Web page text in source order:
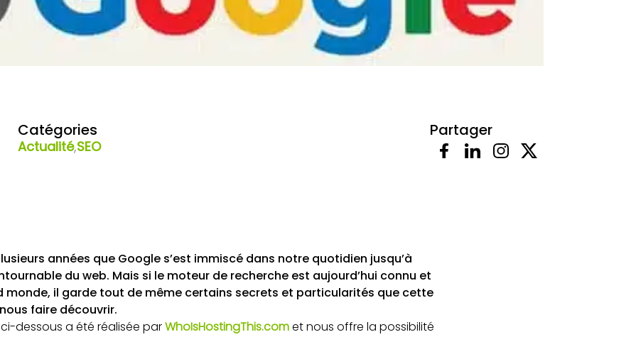
Catégories
Actualité,SEO
Partager
années que Google s’est immiscé dans notre quotidien jusqu’à
du web. Mais si le moteur de recherche est aujourd’hui connu et
monde, il garde tout de même certains secrets et particularités que cette
faire découvrir.
dessous a été réalisée parWhoIsHostingThis.comet nous offre la possibilité